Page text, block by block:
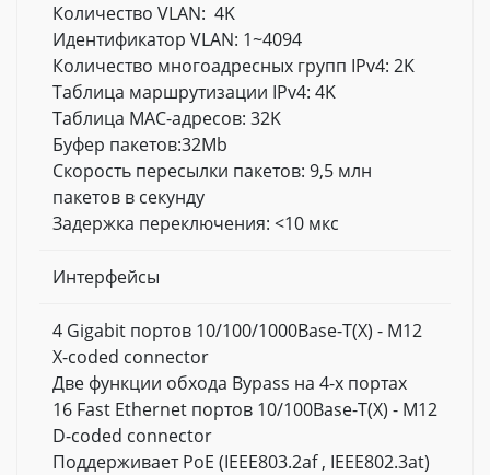
Количество VLAN: 4K
Идентификатор VLAN: 1~4094
Количество многоадресных групп IPv4: 2K
Таблица маршрутизации IPv4: 4K
Таблица MAC-адресов: 32K
Буфер пакетов:32Mb
Скорость пересылки пакетов: 9,5 млн
пакетов в секунду
Задержка переключения: <10 мкс
Интерфейсы
4 Gigabit портов 10/100/1000Base-T(X) - M12
X-coded connector
Две функции обхода Bypass на 4-х портах
16 Fast Ethernet портов 10/100Base-T(X) - M12
D-coded connector
Поддерживает PoE (IEEE803.2af , IEEE802.3at)